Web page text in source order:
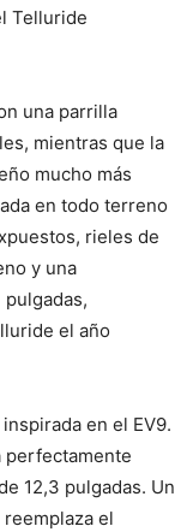
Telluride
una parrilla
mientras que la
mucho más
en todo terreno
rieles de
y una
el año
en el EV9.
perfectamente
12,3 pulgadas. Un
el